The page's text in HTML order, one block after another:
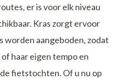
er is voor elk niveau
Kras zorgt ervoor
aangeboden, zodat
haar eigen tempo en
fietstochten. Of u nu op